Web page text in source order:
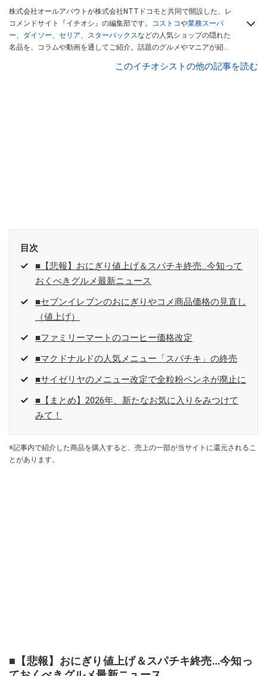
株式会社オールアバウトが株式会社NTTドコモと共同で開設した、レ
コメンドサイト『イチオシ』の編集部です。 コストコや業務スーパ
ー、 ダイソー、 セリア、 スターバックスなどの人気ショップの隠れた
名品を、コラムや動画を通してご紹介。話題のグルメやマニアが紹介
インフルエンサーが実際に使用してレビューしています。毎日トレン
このイチオシストの他の記事を読む
目次
■【悲報】おにぎり値上げ＆スパチキ終売…今知って
おくべきグルメ最新ニュース
■セブンイレブンのおにぎりやコメ商品価格の見直し
（値上げ）
■ファミリーマートのコーヒー価格改定
■マクドナルドの人気メニュー「スパチキ」の終売
■サイゼリヤのメニュー改定で全粒粉ペンネが廃止に
■【まとめ】2026年、新たなお気に入りをみつけて
みて！
※記事内で紹介した商品を購入すると、売上の一部が当サイトに還元されるこ
とがあります。
■【悲報】おにぎり値上げ＆スパチキ終売…今知っ